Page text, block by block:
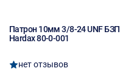
Патрон 10мм 3/8-24 UNF БЗП
Hardax 80-0-001
нет отзывов